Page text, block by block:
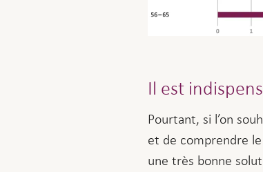
Il est
Pourtant, si l’on
et de comprendre
une très bonne